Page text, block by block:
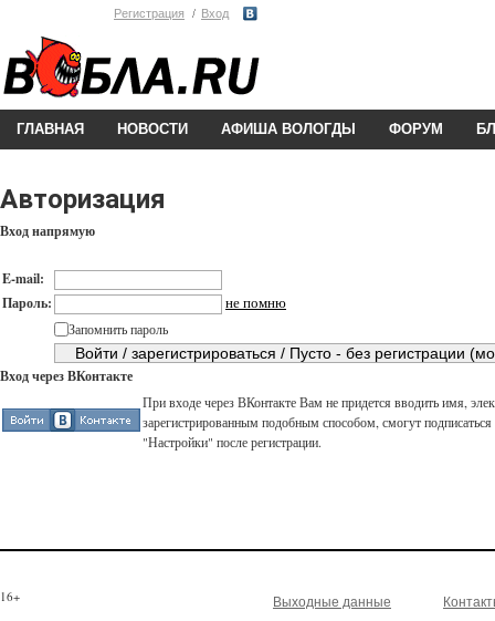
Регистрация Вход
ГЛАВНАЯ НОВОСТИ АФИША ВОЛОГДЫ ФОРУМ
Авторизация
Вход напрямую
E-mail:
Пароль:
не помню
Запомнить пароль
Вход через ВКонтакте
При входе через ВКонтакте Вам не придется вводить имя,
зарегистрированным подобным способом, смогут
"Настройки" после регистрации.
16+ Выходные данные